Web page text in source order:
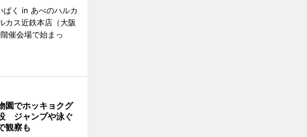
ぱく in あべのハルカ
カス近鉄本店（大阪
催会場で始まっ
園でホッキョクグ
ジャンプや泳ぐ
観察も